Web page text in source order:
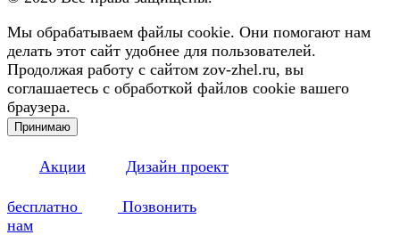
Мы обрабатываем файлы cookie. Они помогают нам
делать этот сайт удобнее для пользователей.
Продолжая работу с сайтом zov-zhel.ru, вы
соглашаетесь с обработкой файлов cookie вашего
браузера.
Принимаю
Акции Дизайн проект
бесплатно
Позвонить
нам